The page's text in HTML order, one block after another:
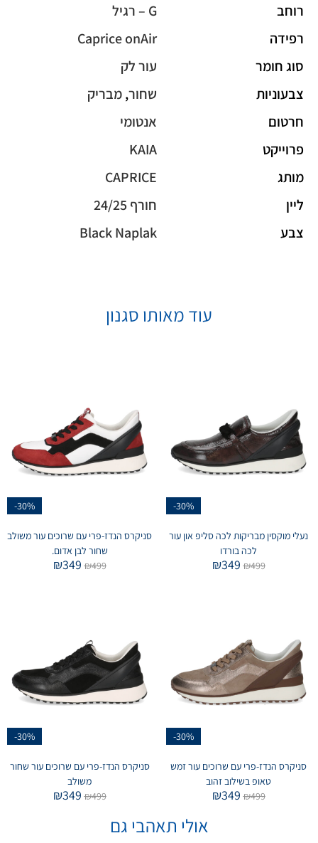
רוחב
G – רגיל
רפידה
Caprice onAir
סוג חומר
עור לק
צבעוניות
שחור,מבריק
חרטום
אנטומי
פרוייקט
KAIA
מותג
CAPRICE
ליין
חורף 24/25
צבע
Black Naplak
עוד מאותו סגנון
-30%
נעלי מוקסין מבריקות לכה סליפ און עור
לכה בורדו
₪499
₪349
-30%
סניקרס הנדז-פרי עם שרוכים עור משולב
שחור לבן אדום.
₪499
₪349
-30%
סניקרס הנדז-פרי עם שרוכים עור זמש
טאופ בשילוב זהוב
₪499
₪349
-30%
סניקרס הנדז-פרי עם שרוכים עור שחור
משולב
₪499
₪349
אולי תאהבי גם